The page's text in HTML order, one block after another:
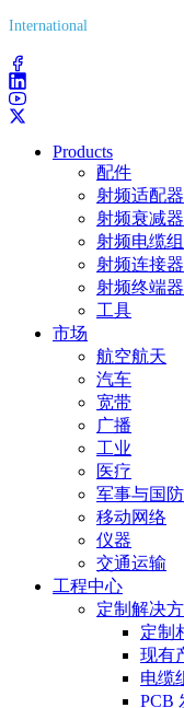
International
Products
配件
射频适配器
射频衰减器
射频电缆
射频连接器
射频终端器
工具
市场
航空航天
汽车
宽带
广播
工业
医疗
军事与国防
移动网络
仪器
交通运输
工程中心
定制解决
定制
现有
电缆
PCB